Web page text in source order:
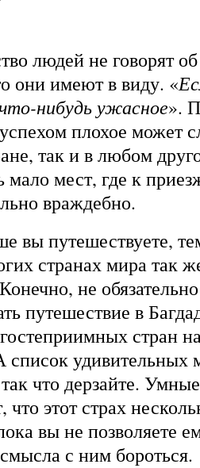
людей не говорят
они имеют в виду. «
нибудь ужасное».
плохое может
так и в любом
мало мест, где к
враждебно.
вы путешествуете,
странах мира так
не
путешествие в
стран
список удивительных
что дерзайте.
этот страх
вы не позволяете
с ним бороться.